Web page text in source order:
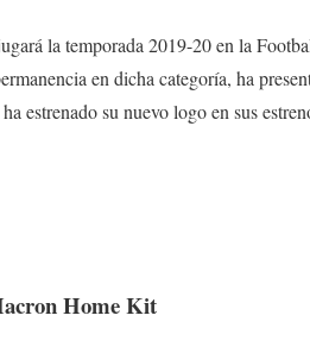
la temporada 2019-20 en la
en dicha categoría, ha
estrenado su nuevo logo en sus
Home Kit